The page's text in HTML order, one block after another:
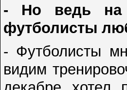
- Но ведь на
футболисты
- Футболисты
видим